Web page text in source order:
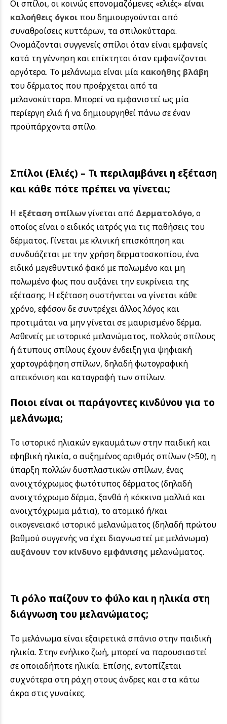
Οι σπίλοι, οι κοινώς επονομαζόμενες «ελιές» είναι
καλοήθεις όγκοι που δημιουργούνται από
συναθροίσεις κυττάρων, τα σπιλοκύτταρα.
Ονομάζονται συγγενείς σπίλοι όταν είναι εμφανείς
κατά τη γέννηση και επίκτητοι όταν εμφανίζονται
αργότερα. Το μελάνωμα είναι μία κακοήθης βλάβη
του δέρματος που προέρχεται από τα
μελανοκύτταρα. Μπορεί να εμφανιστεί ως μία
περίεργη ελιά ή να δημιουργηθεί πάνω σε έναν
προϋπάρχοντα σπίλο.
Σπίλοι (Ελιές) – Τι περιλαμβάνει η εξέταση
και κάθε πότε πρέπει να γίνεται;
Η εξέταση σπίλωνγίνεται από Δερματολόγο, ο
οποίος είναι ο ειδικός ιατρός για τις παθήσεις του
δέρματος. Γίνεται με κλινική επισκόπηση και
συνδυάζεται με την χρήση δερματοσκοπίου, ένα
ειδικό μεγεθυντικό φακό με πολωμένο και μη
πολωμένο φως που αυξάνει την ευκρίνεια της
εξέτασης. Η εξέταση συστήνεται να γίνεται κάθε
χρόνο, εφόσον δε συντρέχει άλλος λόγος και
προτιμάται να μην γίνεται σε μαυρισμένο δέρμα.
Ασθενείς με ιστορικό μελανώματος, πολλούς σπίλους
ή άτυπους σπίλους έχουν ένδειξη για ψηφιακή
χαρτογράφηση σπίλων, δηλαδή φωτογραφική
απεικόνιση και καταγραφή των σπίλων.
Ποιοι είναι οι παράγοντες κινδύνου για το
μελάνωμα;
Το ιστορικό ηλιακών εγκαυμάτων στην παιδική και
εφηβική ηλικία, ο αυξημένος αριθμός σπίλων (>50), η
ύπαρξη πολλών δυσπλαστικών σπίλων, ένας
ανοιχτόχρωμος φωτότυπος δέρματος (δηλαδή
ανοιχτόχρωμο δέρμα, ξανθά ή κόκκινα μαλλιά και
ανοιχτόχρωμα μάτια), το ατομικό ή/και
οικογενειακό ιστορικό μελανώματος (δηλαδή πρώτου
βαθμού συγγενής να έχει διαγνωστεί με μελάνωμα)
αυξάνουν τον κίνδυνο εμφάνισης μελανώματος.
Τι ρόλο παίζουν το φύλο και η ηλικία στη
διάγνωση του μελανώματος;
Το μελάνωμα είναι εξαιρετικά σπάνιο στην παιδική
ηλικία. Στην ενήλικο ζωή, μπορεί να παρουσιαστεί
σε οποιαδήποτε ηλικία. Επίσης, εντοπίζεται
συχνότερα στη ράχη στους άνδρες και στα κάτω
άκρα στις γυναίκες.